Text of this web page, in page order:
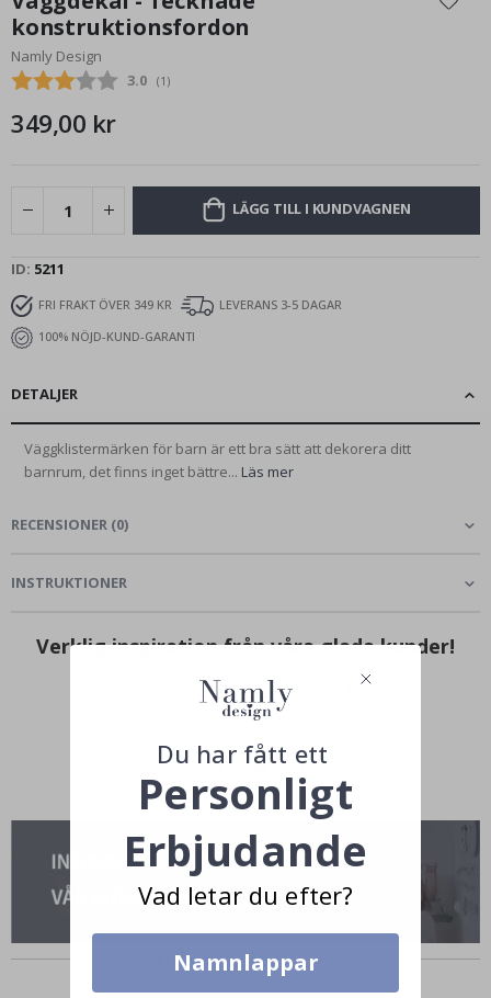
början
av
bildgalleriet
konstruktionsfordon
Namly Design
Snittbetyg:
3.0 (röster:
1 )
349,00 kr
LÄGG TILL I KUNDVAGNEN
ID 5211
FRI FRAKT ÖVER 349 KR
LEVERANS 3-5 DAGAR
100% NÖJD-KUND-GARANTI
DETALJER
Väggklistermärken för barn är ett bra sätt att dekorera ditt
barnrum, det finns inget bättre... Läs mer
RECENSIONER (0)
INSTRUKTIONER
Verklig inspiration från våra glada kunder!
Tagga ditt med #namly_design
Andra köpte också
Du har fått ett
Personligt
Erbjudande
Vad letar du efter?
Namnlappar